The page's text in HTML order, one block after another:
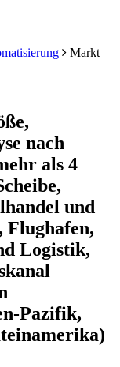
Markt
nach
als 4
und
Flughafen,
Logistik,
Pazifik,